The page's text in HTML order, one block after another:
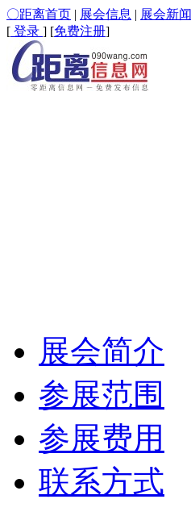
〇距离首页 | 展会信息 | 展会新闻
[ 登录 ] [免费注册]
展会简介
参展范围
参展费用
联系方式